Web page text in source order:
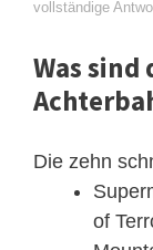
vollständige
Was sind
Die zehn
of